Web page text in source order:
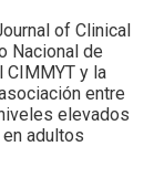
of Clinical
Nacional de
CIMMYT y la
entre
elevados
adultos